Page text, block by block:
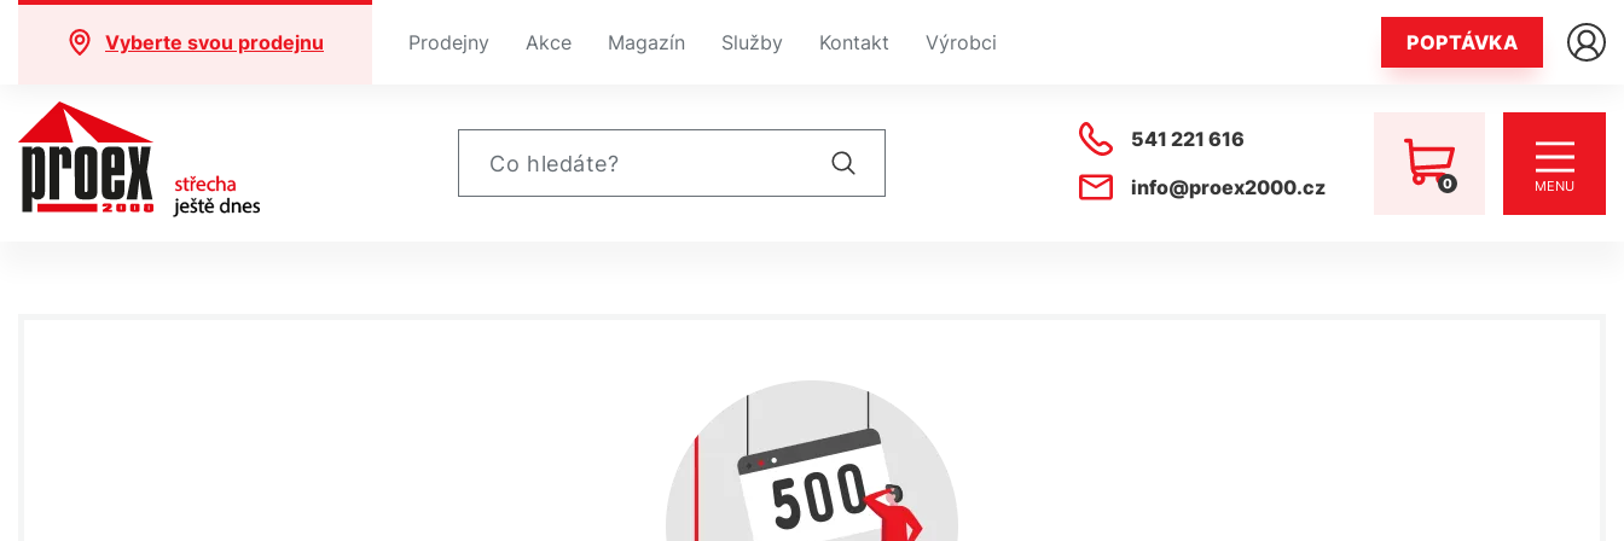
Vyberte svou prodejnu Prodejny Akce Magazín Služby Kontakt Výrobci POPTÁVKA
541 221 616
info@proex2000.cz
0 MENU